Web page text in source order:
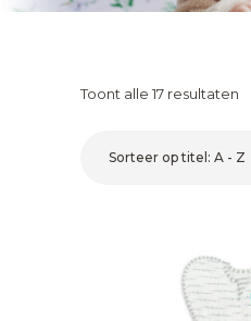
Toont alle 17 resultaten
Sorteer op titel: A - Z